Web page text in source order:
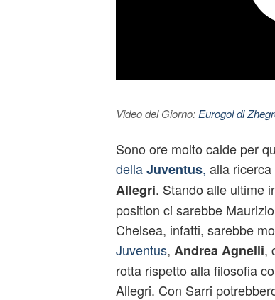
Video del Giorno: Eurogol di
Sono ore molto calde per
dellaJuventus, alla
Allegri. Stando alle ultime
position ci sarebbe
Chelsea, infatti, sarebbe
Juventus, Andrea Agnelli,
rotta rispetto alla filosofia
Allegri. Con Sarri